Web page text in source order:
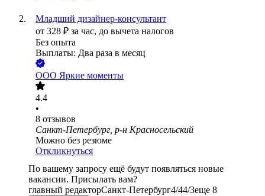
Младший дизайнер-консультант
от 328 ₽ за час, до вычета налогов
Без опыта
Выплаты: Два раза в месяц
ООО Яркие моменты
4.4
•
8 отзывов
Санкт-Петербург, р-н Красносельский
Можно без резюме
Откликнуться
По вашему запросу ещё будут появляться новые
вакансии. Присылать вам?
главный редакторСанкт-Петербург4/44/3еще 8